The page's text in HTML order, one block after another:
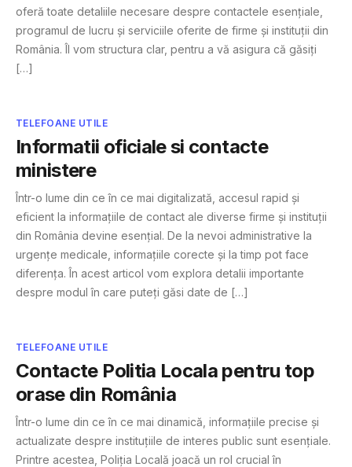
oferă toate detaliile necesare despre contactele esențiale,
programul de lucru și serviciile oferite de firme și instituții din
România. Îl vom structura clar, pentru a vă asigura că găsiți
[…]
TELEFOANE UTILE
Informatii oficiale si contacte
ministere
Într-o lume din ce în ce mai digitalizată, accesul rapid și
eficient la informațiile de contact ale diverse firme și instituții
din România devine esențial. De la nevoi administrative la
urgențe medicale, informațiile corecte și la timp pot face
diferența. În acest articol vom explora detalii importante
despre modul în care puteți găsi date de […]
TELEFOANE UTILE
Contacte Politia Locala pentru top
orase din România
Într-o lume din ce în ce mai dinamică, informațiile precise și
actualizate despre instituțiile de interes public sunt esențiale.
Printre acestea, Poliția Locală joacă un rol crucial în